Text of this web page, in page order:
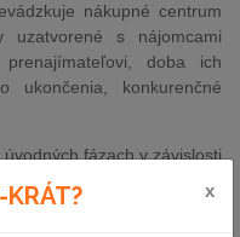
nákupné centrum
uzatvorené s nájomcami
doba ich
ukončenia, konkurenčné
fázach v závislosti
kľúčové oblasti a k tomu
dát.
KRÁT? x